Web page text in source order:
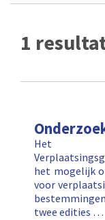
1
Het
het mogelijk
voor
twee edities …